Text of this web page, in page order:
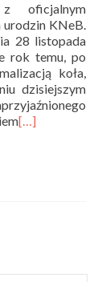
oficjalnym
KNeB.
28 listopada
rok temu, po
koła,
dzisiejszym
[…]